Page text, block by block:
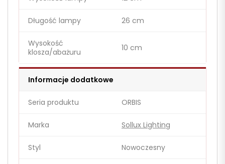
Długość lampy 26 cm
Wysokość
klosza/abażuru
10 cm
Informacje dodatkowe
Seria produktu ORBIS
Marka Sollux Lighting
Styl Nowoczesny